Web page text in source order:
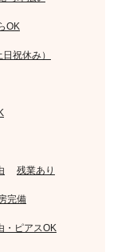
OK
祝休み）
残業あり
完備
・ピアスOK